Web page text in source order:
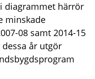
diagrammet härrör
minskade
08 samt 2014-15
år utgör